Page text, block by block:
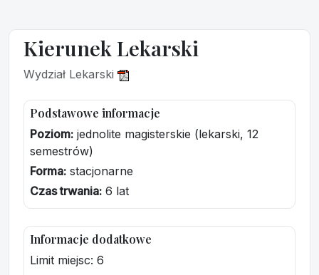
Kierunek Lekarski
Wydział Lekarski
Podstawowe informacje
Poziom: jednolite magisterskie (lekarski, 12
semestrów)
Forma: stacjonarne
Czas trwania: 6 lat
Informacje dodatkowe
Limit miejsc: 6